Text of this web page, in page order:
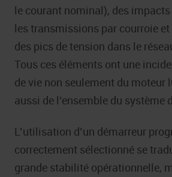
le courant nominal), des
les transmissions par courroie et
des pics de tension dans le
Tous ces éléments ont une
de vie non seulement du moteur
aussi de l’ensemble du système
L’utilisation d’un démarreur
correctement sélectionné se
grande stabilité opérationnelle,